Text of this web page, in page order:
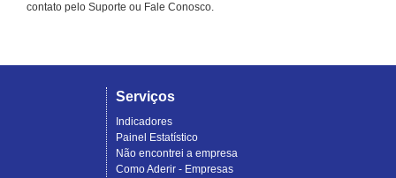
contato pelo Suporte ou Fale Conosco.
Serviços
Indicadores
Painel Estatístico
Não encontrei a empresa
Como Aderir - Empresas